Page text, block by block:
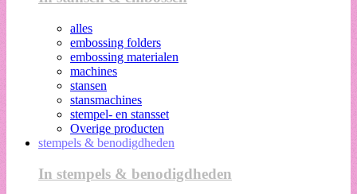
alles
embossing folders
embossing materialen
machines
stansen
stansmachines
stempel- en stansset
Overige producten
stempels & benodigdheden
In stempels & benodigdheden